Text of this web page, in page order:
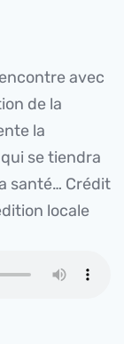
avec
de la
la
se tiendra
santé… Crédit
locale